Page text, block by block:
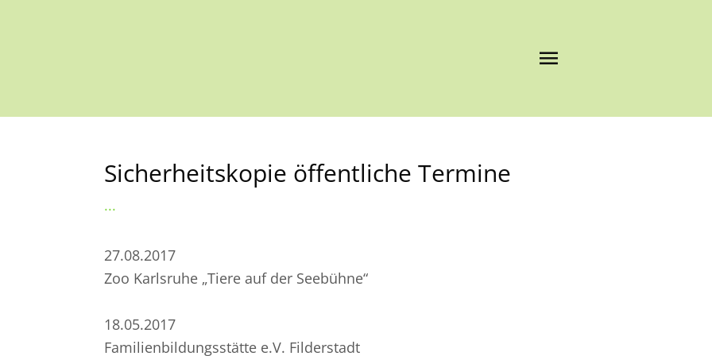
Hauptmenü
Sicherheitskopie öffentliche Termine
...
27.08.2017
Zoo Karlsruhe „Tiere auf der Seebühne“
18.05.2017
Familienbildungsstätte e.V. Filderstadt